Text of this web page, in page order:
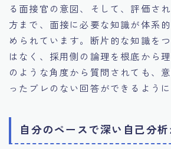
る面接官の意図、そして、評価さ
方まで、面接に必要な知識が体系
められています。断片的な知識を
はなく、採用側の論理を根底から
のような角度から質問されても、
ったブレのない回答ができるように
自分のペースで深い自己分析